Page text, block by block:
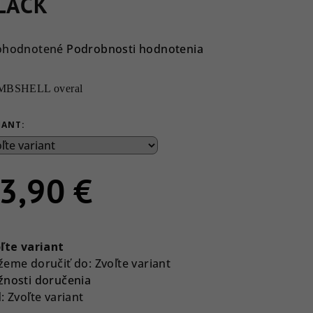
Podrobnosti hodnotenia
overal
€
variant
doručiť do: Zvoľte variant
doručenia
Zvoľte variant